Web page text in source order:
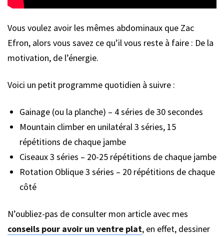
Vous voulez avoir les mêmes abdominaux que Zac
Efron, alors vous savez ce qu’il vous reste à faire : De la
motivation, de l’énergie.
Voici un petit programme quotidien à suivre :
Gainage (ou la planche) – 4 séries de 30 secondes
Mountain climber en unilatéral 3 séries, 15
répétitions de chaque jambe
Ciseaux 3 séries – 20-25 répétitions de chaque jambe
Rotation Oblique 3 séries – 20 répétitions de chaque
côté
N’oubliez-pas de consulter mon article avec mes
conseils pour avoir un ventre plat, en effet, dessiner